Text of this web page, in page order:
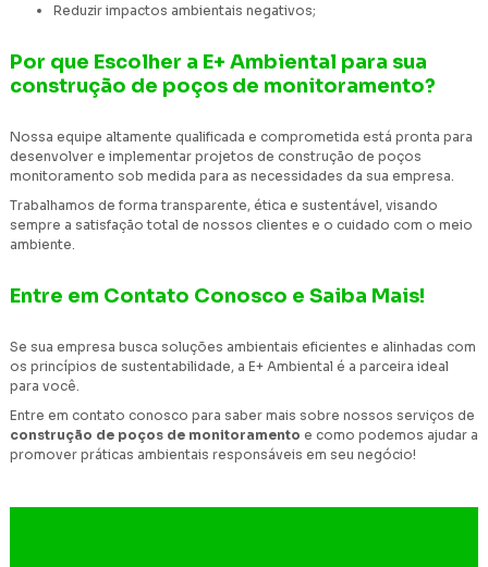
Reduzir impactos ambientais negativos;
Por que Escolher a E+ Ambiental para sua
construção de poços de monitoramento?
Nossa equipe altamente qualificada e comprometida está pronta para
desenvolver e implementar projetos de construção de poços
monitoramento sob medida para as necessidades da sua empresa.
Trabalhamos de forma transparente, ética e sustentável, visando
sempre a satisfação total de nossos clientes e o cuidado com o meio
ambiente.
Entre em Contato Conosco e Saiba Mais!
Se sua empresa busca soluções ambientais eficientes e alinhadas com
os princípios de sustentabilidade, a E+ Ambiental é a parceira ideal
para você.
Entre em contato conosco para saber mais sobre nossos serviços de
construção de poços de monitoramento e como podemos ajudar a
promover práticas ambientais responsáveis em seu negócio!